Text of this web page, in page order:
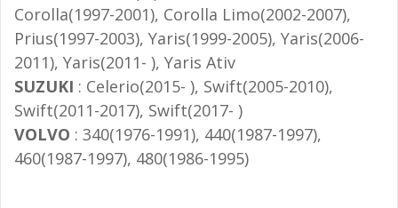
Corolla(1997-2001), Corolla Limo(2002-2007),
Prius(1997-2003), Yaris(1999-2005), Yaris(2006-
2011), Yaris(2011- ), Yaris Ativ
SUZUKI : Celerio(2015- ), Swift(2005-2010),
Swift(2011-2017), Swift(2017- )
VOLVO : 340(1976-1991), 440(1987-1997),
460(1987-1997), 480(1986-1995)